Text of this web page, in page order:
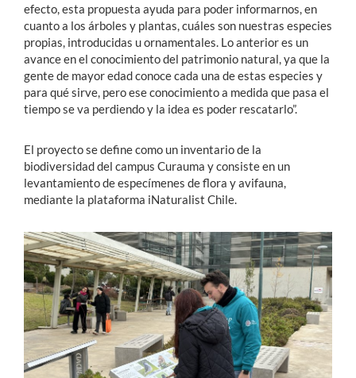
efecto, esta propuesta ayuda para poder informarnos, en
cuanto a los árboles y plantas, cuáles son nuestras especies
propias, introducidas u ornamentales. Lo anterior es un
avance en el conocimiento del patrimonio natural, ya que la
gente de mayor edad conoce cada una de estas especies y
para qué sirve, pero ese conocimiento a medida que pasa el
tiempo se va perdiendo y la idea es poder rescatarlo”.
El proyecto se define como un inventario de la
biodiversidad del campus Curauma y consiste en un
levantamiento de especímenes de flora y avifauna,
mediante la plataforma iNaturalist Chile.